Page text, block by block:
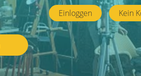
Einloggen Kein